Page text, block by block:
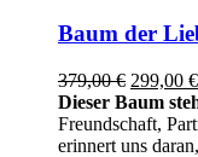
Baum der
379,00€
Preis
war:
379,00 €
299,00 €
Dieser Baum
Freundschaft,
erinnert uns